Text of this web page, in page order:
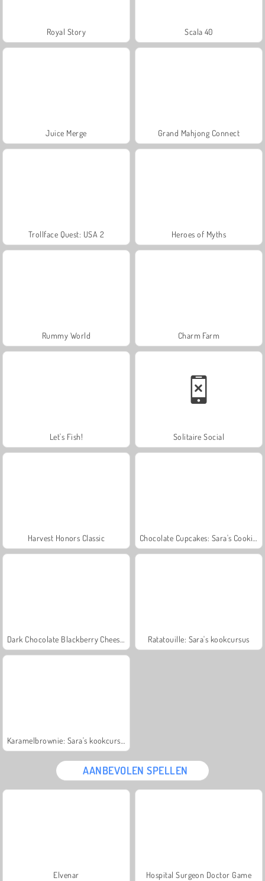
Royal Story Scala 40
Juice Merge Grand Mahjong Connect
Trollface Quest: USA 2 Heroes of Myths
Rummy World Charm Farm
Let's Fish! Solitaire Social
Harvest Honors Classic
Ratatouille: Sara's kookcursus
AANBEVOLEN SPELLEN
Elvenar Hospital Surgeon Doctor Game